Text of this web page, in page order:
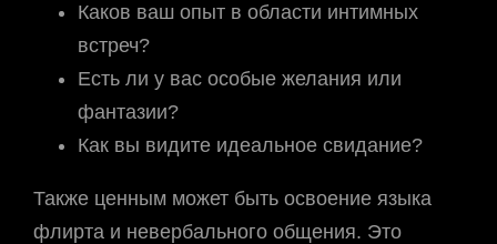
Каков ваш опыт в области интимных
встреч?
Есть ли у вас особые желания или
фантазии?
Как вы видите идеальное свидание?
Также ценным может быть освоение языка
флирта и невербального общения. Это